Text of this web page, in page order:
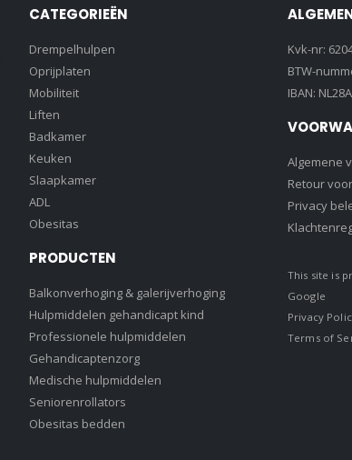
CATEGORIEËN
Drempelhulpen
Oprijplaten
Mobiliteit
Liften
Badkamer
Keuken
Slaapkamer
ADL
Obesitas
PRODUCTEN
Balkonverhoging & galerijverhoging
Hulpmiddelen gehandicapt kind
Professionele hulpmiddelen
Gehandicaptenzorg
Medische hulpmiddelen
Seniorenrollators
Obesitas bedden
Kvk-nr:
BTW-
IBAN:
Algemene
Retour
Privacy
This site is
Google
Privacy
Terms of